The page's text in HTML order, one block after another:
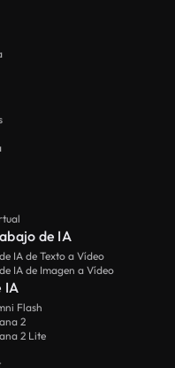
de IA
IA de Texto a Vídeo
IA de Imagen a Vídeo
IA
Flash
2
2 Lite